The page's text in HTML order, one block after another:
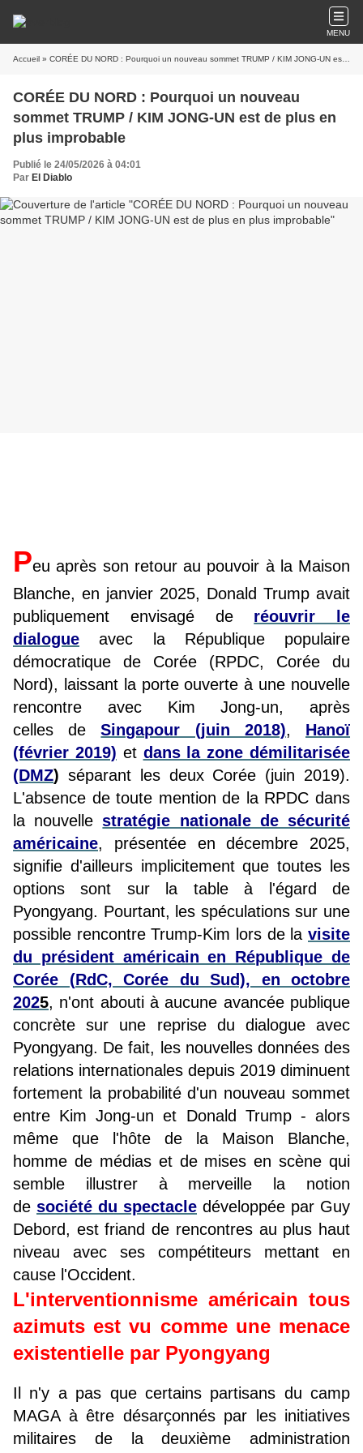
MENU
Accueil » CORÉE DU NORD : Pourquoi un nouveau sommet TRUMP / KIM JONG-UN est de plus en plus improbable
CORÉE DU NORD : Pourquoi un nouveau
sommet TRUMP / KIM JONG-UN est de plus en
plus improbable
Publié le 24/05/2026 à 04:01
Par El Diablo
Peu après son retour au pouvoir à la Maison
Blanche, en janvier 2025, Donald Trump avait
publiquement envisagé de réouvrir le
dialogue avec la République populaire
démocratique de Corée (RPDC, Corée du
Nord), laissant la porte ouverte à une nouvelle
rencontre avec Kim Jong-un, après
celles deSingapour (juin 2018), Hanoï
(février 2019) et dans la zone démilitarisée
(DMZ) séparant les deux Corée (juin 2019).
L'absence de toute mention de la RPDC dans
la nouvellestratégie nationale de sécurité
américaine, présentée en décembre 2025,
signifie d'ailleurs implicitement que toutes les
options sont sur la table à l'égard de
Pyongyang. Pourtant, les spéculations sur une
possible rencontre Trump-Kim lors de la visite
du président américain en République de
Corée (RdC, Corée du Sud), en octobre
2025, n'ont abouti à aucune avancée publique
concrète sur une reprise du dialogue avec
Pyongyang. De fait, les nouvelles données des
relations internationales depuis 2019 diminuent
fortement la probabilité d'un nouveau sommet
entre Kim Jong-un et Donald Trump - alors
même que l'hôte de la Maison Blanche,
homme de médias et de mises en scène qui
semble illustrer à merveille la notion
de société du spectacle développée par Guy
Debord, est friand de rencontres au plus haut
niveau avec ses compétiteurs mettant en
cause l'Occident.
L'interventionnisme américain tous
azimuts est vu comme une menace
existentielle par Pyongyang
Il n'y a pas que certains partisans du camp
MAGA à être désarçonnés par les initiatives
militaires de la deuxième administration